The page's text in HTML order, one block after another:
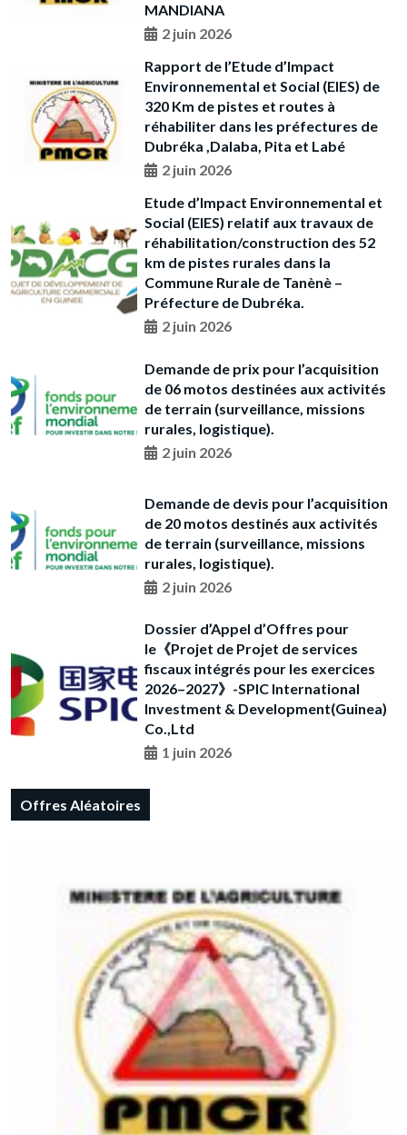
MANDIANA
2 juin 2026
Rapport de l’Etude d’Impact
Environnemental et Social (EIES) de
320 Km de pistes et routes à
réhabiliter dans les préfectures de
Dubréka ,Dalaba, Pita et Labé
2 juin 2026
Etude d’Impact Environnemental et
Social (EIES) relatif aux travaux de
réhabilitation/construction des 52
km de pistes rurales dans la
Commune Rurale de Tanènè –
Préfecture de Dubréka.
2 juin 2026
Demande de prix pour l’acquisition
de 06 motos destinées aux activités
de terrain (surveillance, missions
rurales, logistique).
2 juin 2026
Demande de devis pour l’acquisition
de 20 motos destinés aux activités
de terrain (surveillance, missions
rurales, logistique).
2 juin 2026
Dossier d’Appel d’Offres pour
le《Projet de Projet de services
fiscaux intégrés pour les exercices
2026–2027》-SPIC International
Investment & Development(Guinea)
Co.,Ltd
1 juin 2026
Offres Aléatoires